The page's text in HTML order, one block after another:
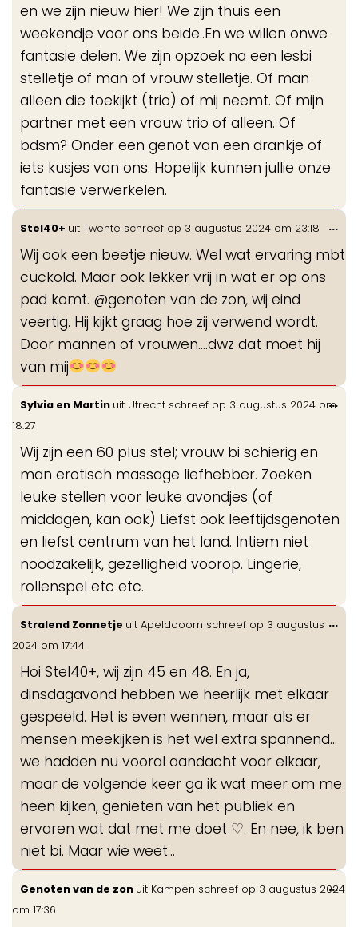
en we zijn nieuw hier! We zijn thuis een
weekendje voor ons beide..En we willen onwe
fantasie delen. We zijn opzoek na een lesbi
stelletje of man of vrouw stelletje. Of man
alleen die toekijkt (trio) of mij neemt. Of mijn
partner met een vrouw trio of alleen. Of
bdsm? Onder een genot van een drankje of
iets kusjes van ons. Hopelijk kunnen jullie onze
fantasie verwerkelen.
Stel40+ uit Twente schreef op 3 augustus 2024 om 23:18
Wij ook een beetje nieuw. Wel wat ervaring mbt
cuckold. Maar ook lekker vrij in wat er op ons
pad komt. @genoten van de zon, wij eind
veertig. Hij kijkt graag hoe zij verwend wordt.
Door mannen of vrouwen....dwz dat moet hij
van mij
...
Sylvia en Martin uit Utrecht schreef op 3 augustus 2024 om
18:27
Wij zijn een 60 plus stel; vrouw bi schierig en
man erotisch massage liefhebber. Zoeken
leuke stellen voor leuke avondjes (of
middagen, kan ook) Liefst ook leeftijdsgenoten
en liefst centrum van het land. Intiem niet
noodzakelijk, gezelligheid voorop. Lingerie,
rollenspel etc etc.
...
Stralend Zonnetje uit Apeldooorn schreef op 3 augustus
2024 om 17:44
Hoi Stel40+, wij zijn 45 en 48. En ja,
dinsdagavond hebben we heerlijk met elkaar
gespeeld. Het is even wennen, maar als er
mensen meekijken is het wel extra spannend...
we hadden nu vooral aandacht voor elkaar,
maar de volgende keer ga ik wat meer om me
heen kijken, genieten van het publiek en
ervaren wat dat met me doet ♡. En nee, ik ben
niet bi. Maar wie weet...
...
Genoten van de zon uit Kampen schreef op 3 augustus 2024
om 17:36
...